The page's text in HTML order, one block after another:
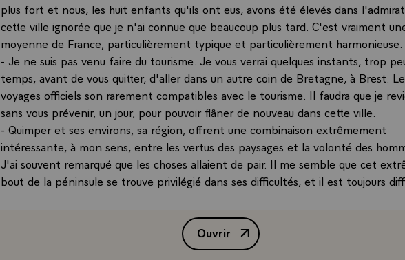
plus fort et nous, les huit enfants qu'ils ont eus, avons été élevés dans
cette ville ignorée que je n'ai connue que beaucoup plus tard. C'est vraiment
moyenne de France, particulièrement typique et particulièrement harmonieuse.
- Je ne suis pas venu faire du tourisme. Je vous verrai quelques instants, trop
temps, avant de vous quitter, d'aller dans un autre coin de Bretagne, à Brest.
voyages officiels son rarement compatibles avec le tourisme. Il faudra que je
sans vous prévenir, un jour, pour pouvoir flâner de nouveau dans cette ville.
- Quimper et ses environs, sa région, offrent une combinaison extrêmement
intéressante, à mon sens, entre les vertus des paysages et la volonté des
J'ai souvent remarqué que les choses allaient de pair. Il me semble que cet
bout de la péninsule se trouve privilégié dans ses difficultés, et il est toujours
Il faut pouvoir vous rattraper. J'ai l'impression quand même que la Bretagne a de
point de vue fait un gros effort. L'aménagement du territoire n'est pas un
Vous avez là un ensemble de réseaux routiers important. Le réseau ferré semble
Ouvrir
Allocution de M. François